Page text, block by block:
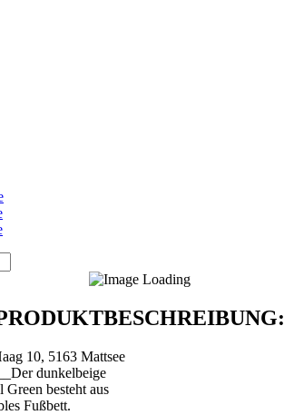
10, 5163 Mattsee
dunkelbeige
besteht aus
Fußbett.